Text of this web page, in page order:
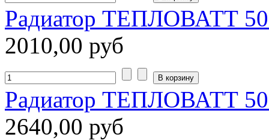
Радиатор ТЕПЛОВАТТ
2010,00 руб
Радиатор ТЕПЛОВАТТ
2640,00 руб